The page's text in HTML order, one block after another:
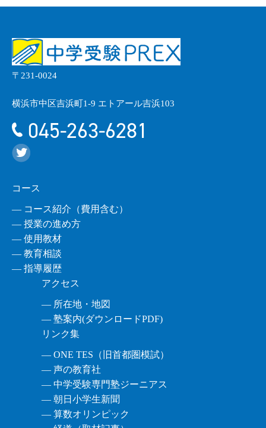
〒231-0024
横浜市中区吉浜町1-9 エトアール吉浜103
045-263-6281
コース
― コース紹介（費用含む）
― 授業の進め方
― 使用教材
― 教育相談
― 指導履歴
アクセス
― 所在地・地図
― 塾案内(ダウンロードPDF)
リンク集
― ONE TES（旧首都圏模試）
― 声の教育社
― 中学受験専門塾ジーニアス
― 朝日小学生新聞
― 算数オリンピック